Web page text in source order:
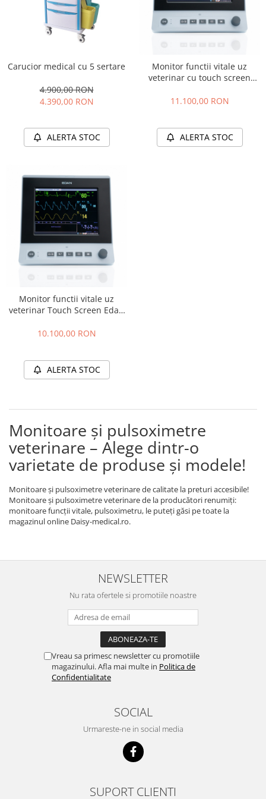
Carucior medical cu 5 sertare
4.900,00 RON
4.390,00 RON
ALERTA STOC
Monitor functii vitale uz
veterinar cu touch screen
11.100,00 RON
ALERTA STOC
Monitor functii vitale uz
veterinar Touch Screen Edan
10.100,00 RON
ALERTA STOC
Monitoare și pulsoximetre
veterinare – Alege dintr-o
varietate de produse și modele!
Monitoare și pulsoximetre veterinare de calitate la preturi accesibile!
Monitoare și pulsoximetre veterinare de la producători renumiți:
monitoare funcții vitale, pulsoximetru, le puteți găsi pe toate la
magazinul online Daisy-medical.ro.
NEWSLETTER
Nu rata ofertele si promotiile noastre
Vreau sa primesc newsletter cu promotiile
magazinului. Afla mai multe in Politica de
Confidentialitate
SOCIAL
Urmareste-ne in social media
SUPORT CLIENTI